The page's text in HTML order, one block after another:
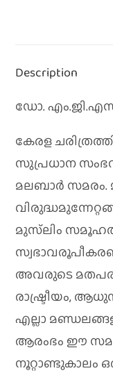
Description
ഡോ.
കേരള
സുപ്രധാന
മലബാര്‍
മുസ്‌ലിം
അവരുടെ
രാഷ്ട്രീയം,
എല്ലാ
ആരംഭം ഈ
നൂറ്റാണ്ടുകാലം